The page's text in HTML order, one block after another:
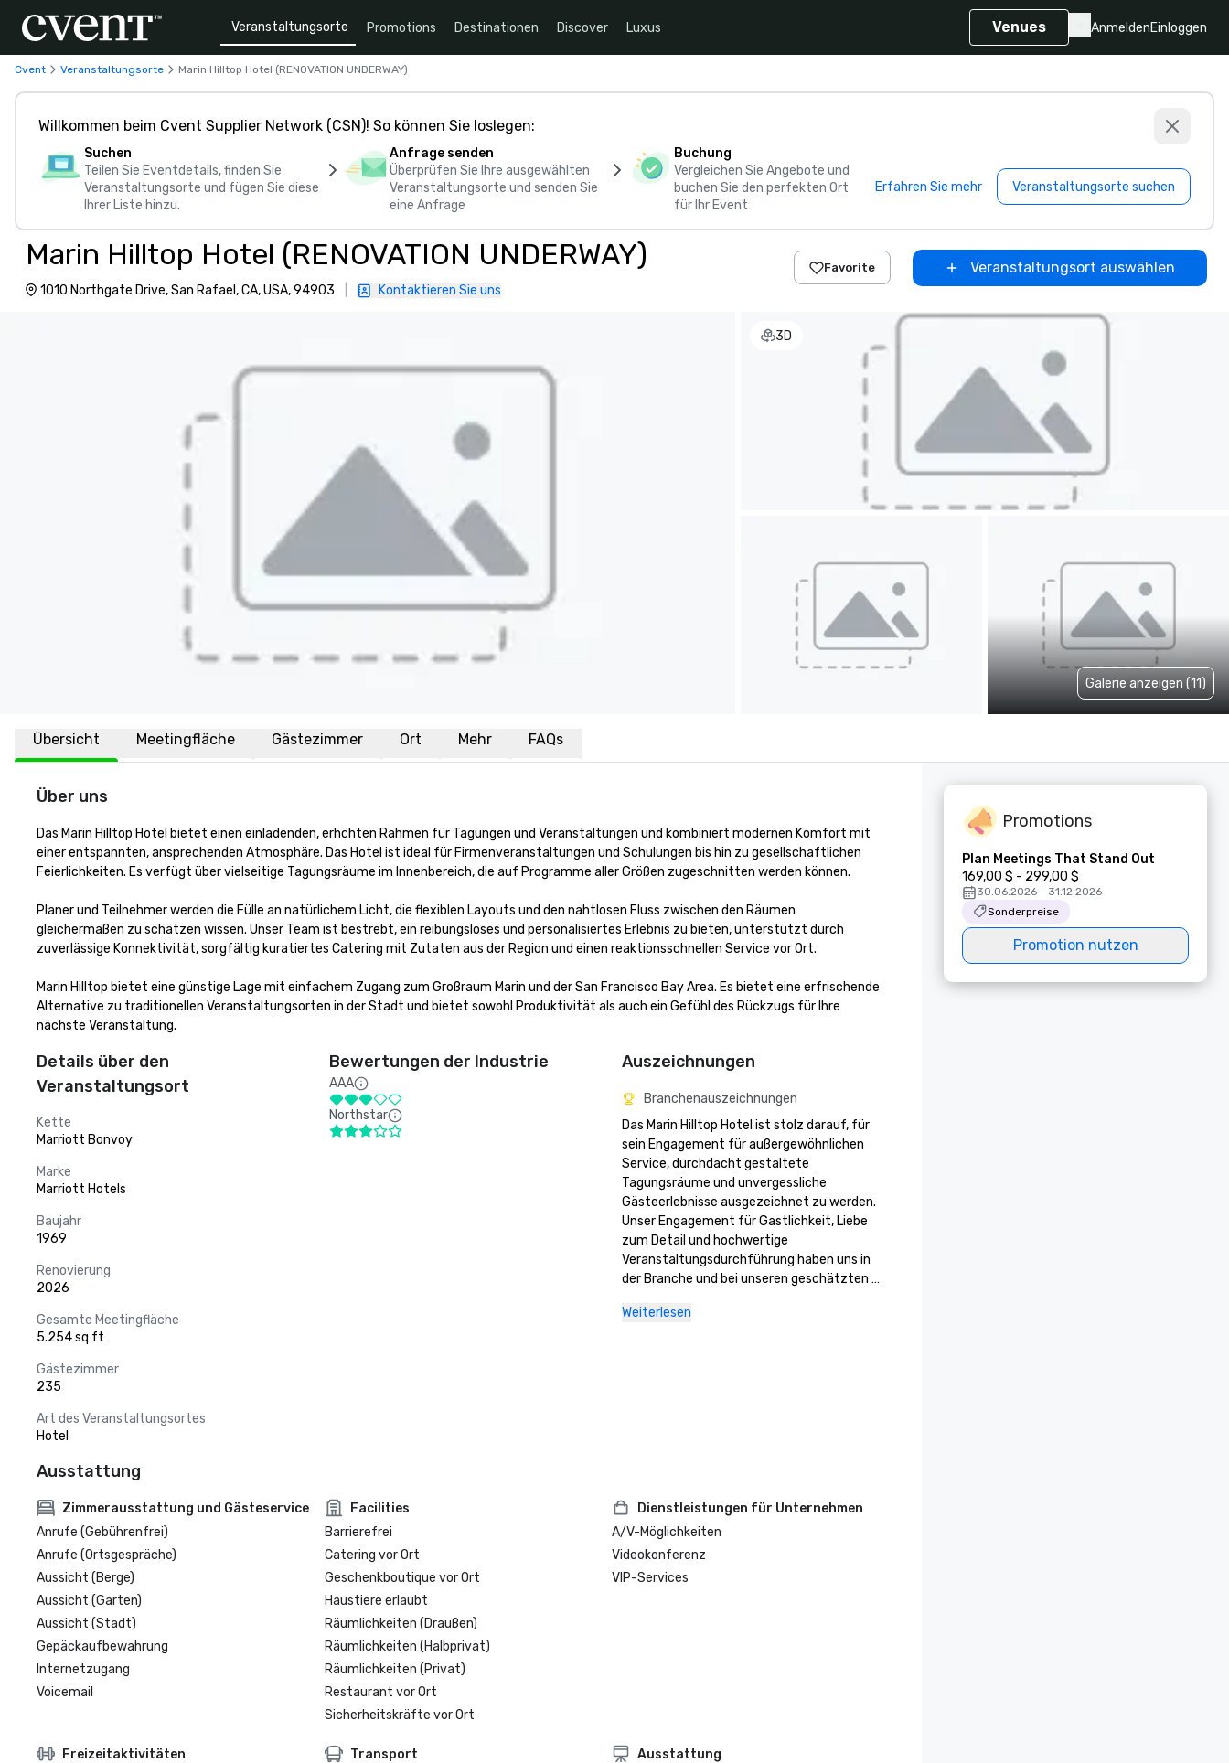
Veranstaltungsorte Promotions Destinationen Discover Luxus Venues AnmeldenEinloggen
Cvent Veranstaltungsorte Marin Hilltop Hotel (RENOVATION UNDERWAY)
Willkommen beim Cvent Supplier Network (CSN)! So können Sie loslegen:
Suchen
Teilen Sie Eventdetails, finden Sie
Veranstaltungsorte und fügen Sie diese
Ihrer Liste hinzu.
Anfrage senden
Überprüfen Sie Ihre ausgewählten
Veranstaltungsorte und senden Sie
eine Anfrage
Buchung
Vergleichen Sie Angebote und
buchen Sie den perfekten Ort
für Ihr Event
Erfahren Sie mehr Veranstaltungsorte suchen
Marin Hilltop Hotel (RENOVATION UNDERWAY)
1010 Northgate Drive, San Rafael, CA, USA, 94903 Kontaktieren Sie uns
Favorite Veranstaltungsort auswählen
3D
Galerie anzeigen (11)
Übersicht Meetingfläche Gästezimmer Ort Mehr FAQs
Über uns
Das Marin Hilltop Hotel bietet einen einladenden, erhöhten Rahmen für Tagungen und Veranstaltungen und kombiniert modernen Komfort mit
einer entspannten, ansprechenden Atmosphäre. Das Hotel ist ideal für Firmenveranstaltungen und Schulungen bis hin zu gesellschaftlichen
Feierlichkeiten. Es verfügt über vielseitige Tagungsräume im Innenbereich, die auf Programme aller Größen zugeschnitten werden können.
Planer und Teilnehmer werden die Fülle an natürlichem Licht, die flexiblen Layouts und den nahtlosen Fluss zwischen den Räumen
gleichermaßen zu schätzen wissen. Unser Team ist bestrebt, ein reibungsloses und personalisiertes Erlebnis zu bieten, unterstützt durch
zuverlässige Konnektivität, sorgfältig kuratiertes Catering mit Zutaten aus der Region und einen reaktionsschnellen Service vor Ort.
Marin Hilltop bietet eine günstige Lage mit einfachem Zugang zum Großraum Marin und der San Francisco Bay Area. Es bietet eine erfrischende
Alternative zu traditionellen Veranstaltungsorten in der Stadt und bietet sowohl Produktivität als auch ein Gefühl des Rückzugs für Ihre
nächste Veranstaltung.
Details über den
Veranstaltungsort
Kette
Marriott Bonvoy
Marke
Marriott Hotels
Baujahr
1969
Renovierung
2026
Gesamte Meetingfläche
5.254 sq ft
Gästezimmer
235
Art des Veranstaltungsortes
Hotel
Bewertungen der Industrie
AAA
Northstar
Auszeichnungen
Branchenauszeichnungen
Das Marin Hilltop Hotel ist stolz darauf, für
sein Engagement für außergewöhnlichen
Service, durchdacht gestaltete
Tagungsräume und unvergessliche
Gästeerlebnisse ausgezeichnet zu werden.
Unser Engagement für Gastlichkeit, Liebe
zum Detail und hochwertige
Veranstaltungsdurchführung haben uns in
der Branche und bei unseren geschätzten
Auszeichnungen spiegeln unser
Weiterlesen
Ausstattung
Zimmerausstattung und Gästeservice
Anrufe (Gebührenfrei)
Anrufe (Ortsgespräche)
Aussicht (Berge)
Aussicht (Garten)
Aussicht (Stadt)
Gepäckaufbewahrung
Internetzugang
Voicemail
Facilities
Barrierefrei
Catering vor Ort
Geschenkboutique vor Ort
Haustiere erlaubt
Räumlichkeiten (Draußen)
Räumlichkeiten (Halbprivat)
Räumlichkeiten (Privat)
Restaurant vor Ort
Sicherheitskräfte vor Ort
Dienstleistungen für Unternehmen
A/V-Möglichkeiten
Videokonferenz
VIP-Services
Freizeitaktivitäten
Transport
Ausstattung
Promotions
Plan Meetings That Stand Out
169,00 $ - 299,00 $
30.06.2026 - 31.12.2026
Sonderpreise
Promotion nutzen